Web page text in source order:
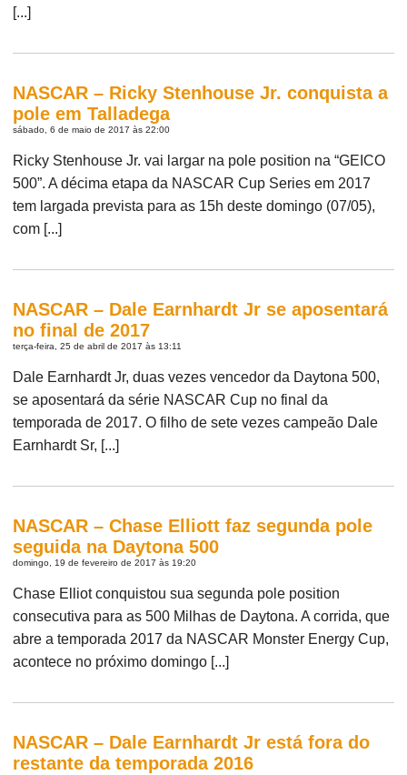
[...]
NASCAR – Ricky Stenhouse Jr. conquista a
pole em Talladega
sábado, 6 de maio de 2017 às 22:00
Ricky Stenhouse Jr. vai largar na pole position na “GEICO
500”. A décima etapa da NASCAR Cup Series em 2017
tem largada prevista para as 15h deste domingo (07/05),
com [...]
NASCAR – Dale Earnhardt Jr se aposentará
no final de 2017
terça-feira, 25 de abril de 2017 às 13:11
Dale Earnhardt Jr, duas vezes vencedor da Daytona 500,
se aposentará da série NASCAR Cup no final da
temporada de 2017. O filho de sete vezes campeão Dale
Earnhardt Sr, [...]
NASCAR – Chase Elliott faz segunda pole
seguida na Daytona 500
domingo, 19 de fevereiro de 2017 às 19:20
Chase Elliot conquistou sua segunda pole position
consecutiva para as 500 Milhas de Daytona. A corrida, que
abre a temporada 2017 da NASCAR Monster Energy Cup,
acontece no próximo domingo [...]
NASCAR – Dale Earnhardt Jr está fora do
restante da temporada 2016